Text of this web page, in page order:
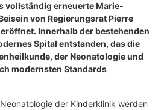
vollständig erneuerte Marie-
von Regierungsrat Pierre
Innerhalb der bestehenden
Spital entstanden, das die
der Neonatologie und
modernsten Standards
der Kinderklinik werden